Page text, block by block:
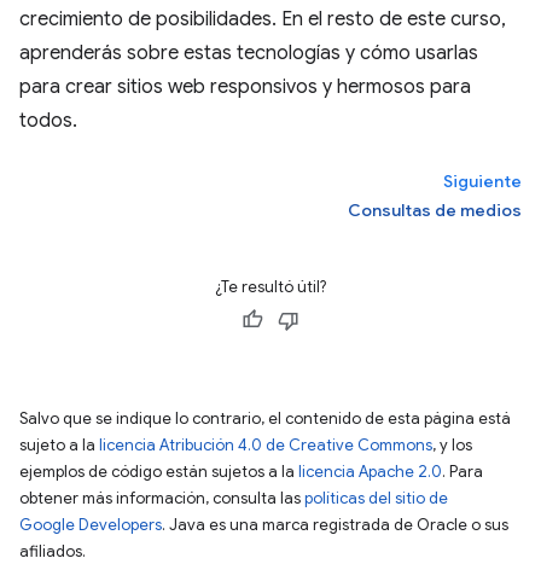
crecimiento de posibilidades. En el resto de este curso,
aprenderás sobre estas tecnologías y cómo usarlas
para crear sitios web responsivos y hermosos para
todos.
Siguiente
Consultas de medios
¿Te resultó útil?
Salvo que se indique lo contrario, el contenido de esta página está
sujeto a la licencia Atribución 4.0 de Creative Commons, y los
ejemplos de código están sujetos a la licencia Apache 2.0. Para
obtener más información, consulta laspolíticas del sitio de
Google Developers. Java es una marca registrada de Oracle o sus
afiliados.